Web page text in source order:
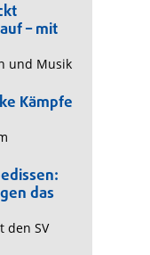
– mit
und Musik
Kämpfe
das
den SV